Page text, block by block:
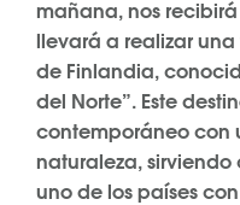
mañana, nos
llevará a realizar
de Finlandia,
del Norte”. Este
contemporáneo con
naturaleza,
uno de los países